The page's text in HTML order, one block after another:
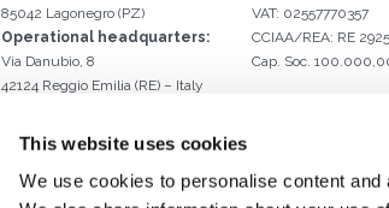
This website uses cookies
We use cookies to personalise content
85042 Lagonegro (PZ)
Operational headquarters:
Via Danubio, 8
42124 Reggio Emilia (RE) – Italy
Email.info@sunballast.com
VAT: 02557770357
CCIAA/REA: RE
Cap. Soc.